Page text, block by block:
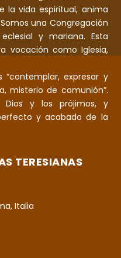
la vida espiritual, anima
una Congregación
y mariana. Esta
vocación como Iglesia,
expresar y
misterio de comunión”.
Dios y los prójimos, y
y acabado de la
TERESIANAS
Italia